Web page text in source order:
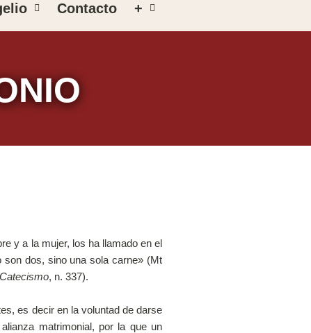
Contacto +
y a la mujer, los ha llamado en el
dos, sino una sola carne» (Mt
, n. 337).
es decir en la voluntad de darse
matrimonial, por la que un